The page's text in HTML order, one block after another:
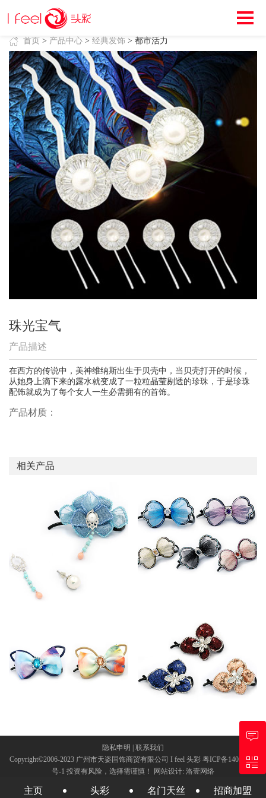
首页 > 产品中心 >经典发饰 > 都市活力
珠光宝气
产品描述
在西方的传说中，美神维纳斯出生于贝壳中，当贝壳打开的时候，
从她身上滴下来的露水就变成了一粒粒晶莹剔透的珍珠，于是珍珠
配饰就成为了每个女人一生必需拥有的首饰。
产品材质：
相关产品
雾 蝶
隐私申明 | 联系我们
Copyright©2006-2023 广州市天姿国饰商贸有限公司 I feel 头彩 粤ICP备14055798
号-1 投资有风险，选择需谨慎！ 网站设计: 洛壹网络
主页 头彩 名门天丝 招商加盟